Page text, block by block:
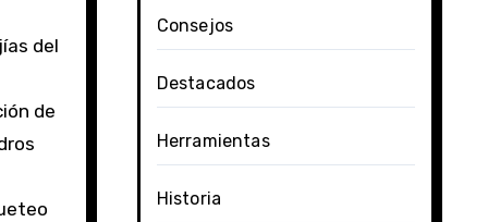
del
de
Consejos
Destacados
Herramientas
Historia